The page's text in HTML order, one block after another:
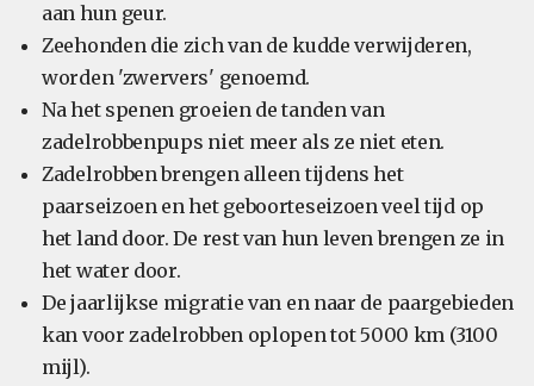
aan hun geur.
Zeehonden die zich van de kudde verwijderen,
worden 'zwervers' genoemd.
Na het spenen groeien de tanden van
zadelrobbenpups niet meer als ze niet eten.
Zadelrobben brengen alleen tijdens het
paarseizoen en het geboorteseizoen veel tijd op
het land door. De rest van hun leven brengen ze in
het water door.
De jaarlijkse migratie van en naar de paargebieden
kan voor zadelrobben oplopen tot 5000 km (3100
mijl).